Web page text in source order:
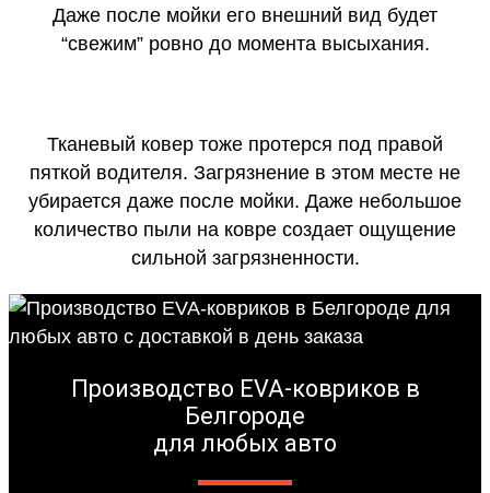
Даже после мойки его внешний вид будет
“свежим” ровно до момента высыхания.
Тканевый ковер тоже протерся под правой
пяткой водителя. Загрязнение в этом месте не
убирается даже после мойки. Даже небольшое
количество пыли на ковре создает ощущение
сильной загрязненности.
Производство EVA-ковриков в
Белгороде
для любых авто